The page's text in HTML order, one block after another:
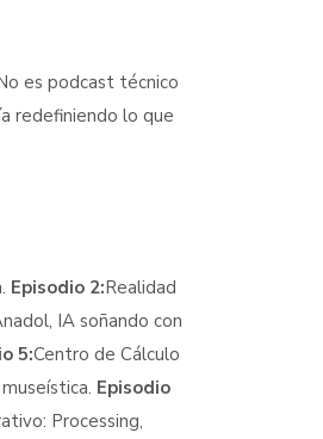
es podcast técnico
redefiniendo lo que
Episodio 2:Realidad
IA soñando con
5:Centro de Cálculo
Episodio
Processing,